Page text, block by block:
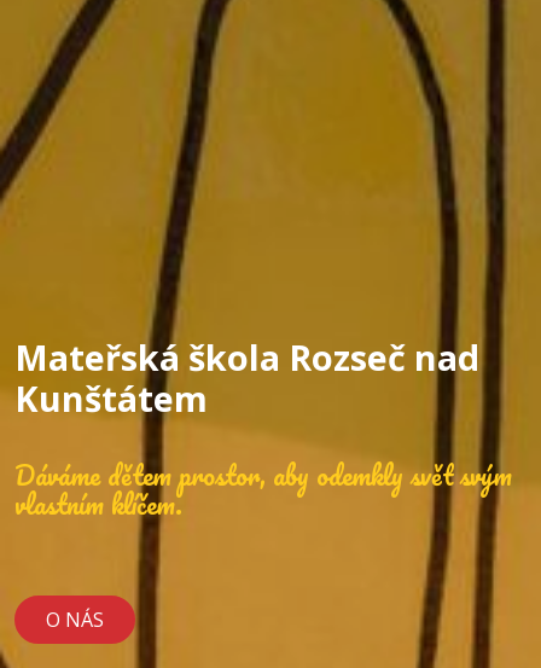
Mateřská škola Rozseč nad
Kunštátem
Dáváme dětem prostor, aby odemkly svět svým
vlastním klíčem.
O NÁS